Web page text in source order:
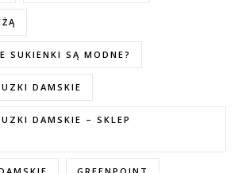
SUKIENKI SĄ MODNE?
DAMSKIE
DAMSKIE – SKLEP